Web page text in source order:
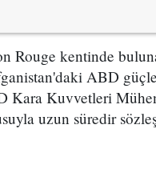
Rouge kentinde
ABD
Kara Kuvvetleri
uzun süredir